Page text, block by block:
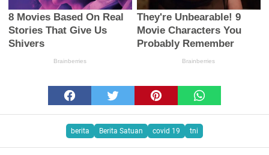
berita Berita Satuan covid 19 tni